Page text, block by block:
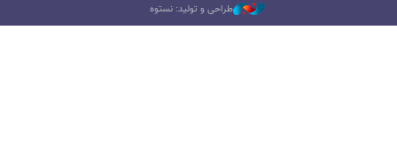
طراحی و تولید: نستوه